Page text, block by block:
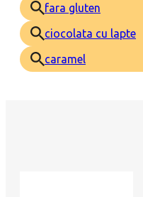
fara gluten
ciocolata cu lapte
caramel